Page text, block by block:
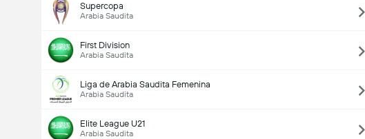
Supercopa
Arabia Saudita
First Division
Arabia Saudita
Liga de Arabia Saudita Femenina
Arabia Saudita
Elite League U21
Arabia Saudita